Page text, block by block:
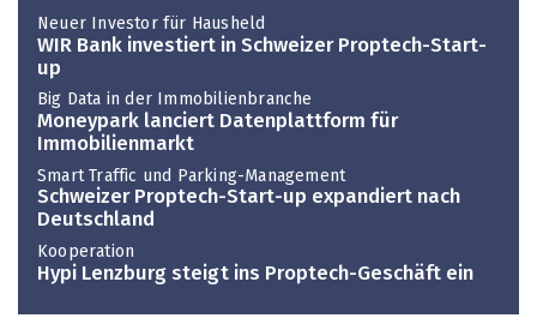
Neuer Investor für Hausheld
WIR Bank investiert in Schweizer Proptech-Start-
up
Big Data in der Immobilienbranche
Moneypark lanciert Datenplattform für
Immobilienmarkt
Smart Traffic und Parking-Management
Schweizer Proptech-Start-up expandiert nach
Deutschland
Kooperation
Hypi Lenzburg steigt ins Proptech-Geschäft ein